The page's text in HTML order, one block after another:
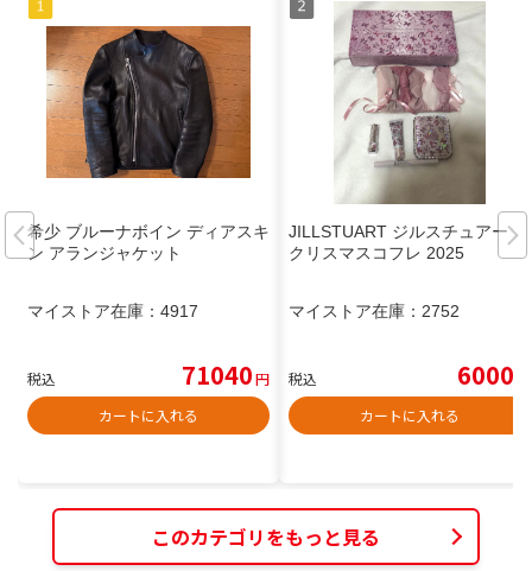
希少 ブルーナボイン ディアスキ
ン アランジャケット
マイストア在庫： 4917
税込 71040円
カートに入れる
JILLSTUART ジルスチュアート
クリスマスコフレ 2025
マイストア在庫： 2752
税込 6000
カートに入れる
このカテゴリをもっと見る